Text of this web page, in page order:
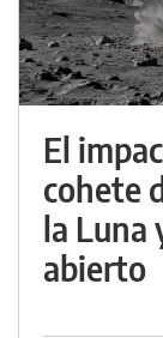
El
cohete
la Luna
abierto